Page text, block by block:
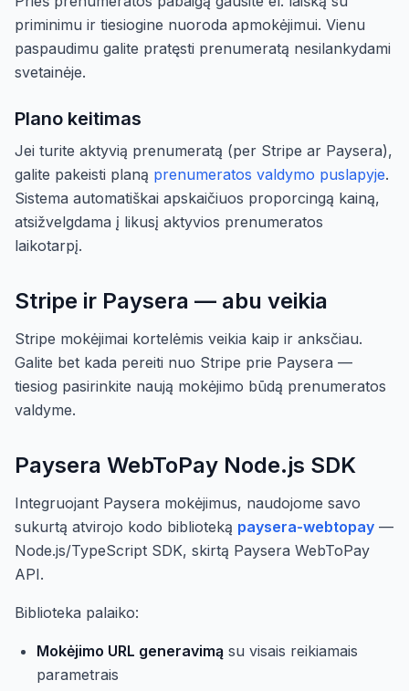
priminimu ir tiesiogine nuoroda apmokėjimui. Vienu
paspaudimu galite pratęsti prenumeratą nesilankydami
svetainėje.
Plano keitimas
Jei turite aktyvią prenumeratą (per Stripe ar Paysera),
galite pakeisti planą prenumeratos valdymo puslapyje.
Sistema automatiškai apskaičiuos proporcingą kainą,
atsižvelgdama į likusį aktyvios prenumeratos
laikotarpį.
Stripe ir Paysera — abu veikia
Stripe mokėjimai kortelėmis veikia kaip ir anksčiau.
Galite bet kada pereiti nuo Stripe prie Paysera —
tiesiog pasirinkite naują mokėjimo būdą prenumeratos
valdyme.
Paysera WebToPay Node.js SDK
Integruojant Paysera mokėjimus, naudojome savo
sukurtą atvirojo kodo biblioteką paysera-webtopay —
Node.js/TypeScript SDK, skirtą Paysera WebToPay
API.
Biblioteka palaiko:
Mokėjimo URL generavimą su visais reikiamais
parametrais